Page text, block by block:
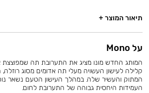
תיאור המוצר +
על Mono
המותג החדש מונו מציג את התערובת תה
קלילה לעישון העשויה מעלי תה אדומים מסוג
המתוק והעשיר שלה. במהלך העישון הטעם נשאר
העמידות היחסית גבוהה של התערובת לחום.